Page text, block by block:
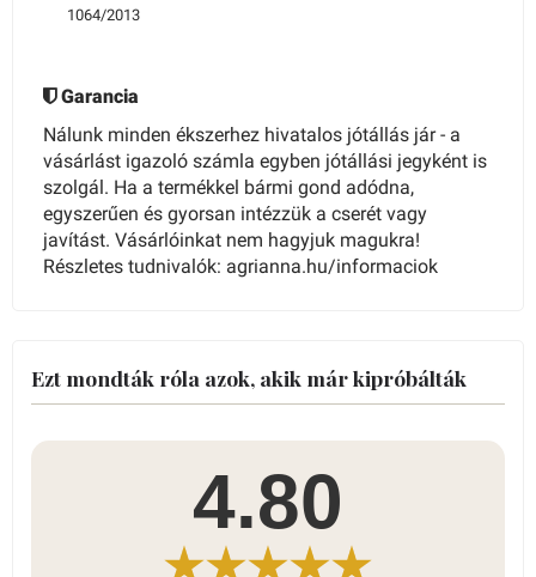
1064/2013
Garancia
Nálunk minden ékszerhez hivatalos jótállás jár - a
vásárlást igazoló számla egyben jótállási jegyként is
szolgál. Ha a termékkel bármi gond adódna,
egyszerűen és gyorsan intézzük a cserét vagy
javítást. Vásárlóinkat nem hagyjuk magukra!
Részletes tudnivalók: agrianna.hu/informaciok
Ezt mondták róla azok, akik már kipróbálták
4.80